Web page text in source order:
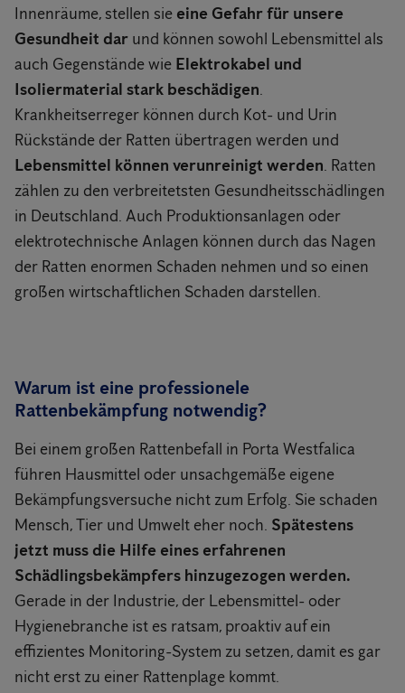
Innenräume, stellen sie eine Gefahr für unsere
Gesundheit dar und können sowohl Lebensmittel als
auch Gegenstände wie Elektrokabel und
Isoliermaterial stark beschädigen.
Krankheitserreger können durch Kot- und Urin
Rückstände der Ratten übertragen werden und
Lebensmittel können verunreinigt werden. Ratten
zählen zu den verbreitetsten Gesundheitsschädlingen
in Deutschland. Auch Produktionsanlagen oder
elektrotechnische Anlagen können durch das Nagen
der Ratten enormen Schaden nehmen und so einen
großen wirtschaftlichen Schaden darstellen.
Warum ist eine professionele
Rattenbekämpfung notwendig?
Bei einem großen Rattenbefall in Porta Westfalica
führen Hausmittel oder unsachgemäße eigene
Bekämpfungsversuche nicht zum Erfolg. Sie schaden
Mensch, Tier und Umwelt eher noch. Spätestens
jetzt muss die Hilfe eines erfahrenen
Schädlingsbekämpfers hinzugezogen werden.
Gerade in der Industrie, der Lebensmittel- oder
Hygienebranche ist es ratsam, proaktiv auf ein
effizientes Monitoring-System zu setzen, damit es gar
nicht erst zu einer Rattenplage kommt.